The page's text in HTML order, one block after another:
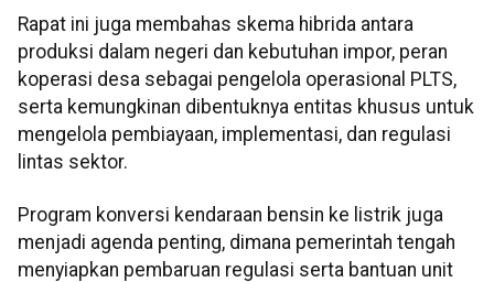
Rapat ini juga membahas skema hibrida antara
produksi dalam negeri dan kebutuhan impor, peran
koperasi desa sebagai pengelola operasional PLTS,
serta kemungkinan dibentuknya entitas khusus untuk
mengelola pembiayaan, implementasi, dan regulasi
lintas sektor.
Program konversi kendaraan bensin ke listrik juga
menjadi agenda penting, dimana pemerintah tengah
menyiapkan pembaruan regulasi serta bantuan unit